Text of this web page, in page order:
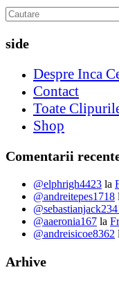
side
Despre Inca
Contact
Toate
Shop
Comentarii
@elphrigh4423 la
@andreitepes1718
@aaeronia167 la
@andreisicoe8362
Arhive